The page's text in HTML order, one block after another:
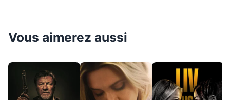
Vous aimerez aussi